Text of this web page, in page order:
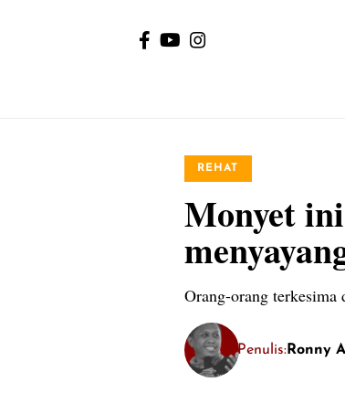
REHAT
Monyet
Orang-orang terkesima
Penulis:Ronny